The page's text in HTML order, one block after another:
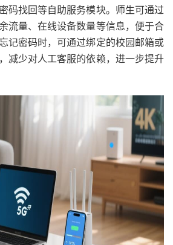
码找回等自助服务模块。师生可通过
流量、在线设备数量等信息，便于合
记密码时，可通过绑定的校园邮箱或
减少对人工客服的依赖，进一步提升